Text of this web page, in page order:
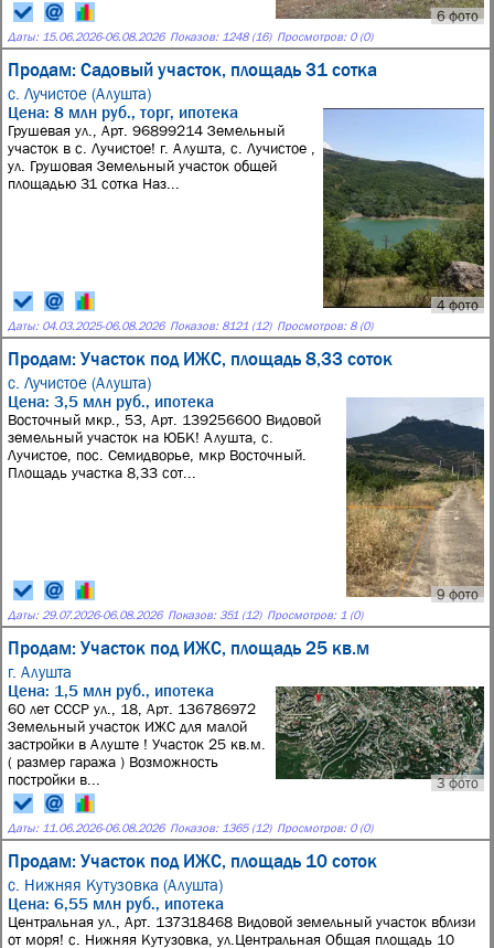
6 фото
Даты: 15.06.2026-06.08.2026 Показов: 1248 (16) Просмотров: 0 (0)
Продам: Садовый участок, площадь 31 сотка
с. Лучистое (Алушта)
4 фото
Цена: 8 млн руб., торг, ипотека
Грушевая ул., Арт. 96899214 Земельный
участок в с. Лучистое! г. Алушта, с. Лучистое ,
ул. Грушовая Земельный участок общей
площадью 31 сотка Наз...
Даты: 04.03.2025-06.08.2026 Показов: 8121 (12) Просмотров: 8 (0)
Продам: Участок под ИЖС, площадь 8,33 соток
с. Лучистое (Алушта)
9 фото
Цена: 3,5 млн руб., ипотека
Восточный мкр., 53, Арт. 139256600 Видовой
земельный участок на ЮБК! Алушта, с.
Лучистое, пос. Семидворье, мкр Восточный.
Площадь участка 8,33 сот...
Даты: 29.07.2026-06.08.2026 Показов: 351 (12) Просмотров: 1 (0)
Продам: Участок под ИЖС, площадь 25 кв.м
г. Алушта
3 фото
Цена: 1,5 млн руб., ипотека
60 лет СССР ул., 18, Арт. 136786972
Земельный участок ИЖС для малой
застройки в Алуште ! Участок 25 кв.м.
( размер гаража ) Возможность
постройки в...
Даты: 11.06.2026-06.08.2026 Показов: 1365 (12) Просмотров: 0 (0)
Продам: Участок под ИЖС, площадь 10 соток
с. Нижняя Кутузовка (Алушта)
Цена: 6,55 млн руб., ипотека
Центральная ул., Арт. 137318468 Видовой земельный участок вблизи
от моря! с. Нижняя Кутузовка, ул.Центральная Общая площадь 10